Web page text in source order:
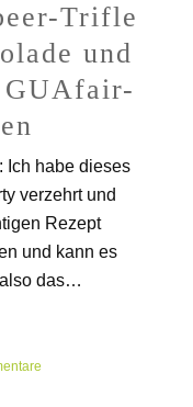
Trifle
und
GUAfair-
Ich habe dieses
verzehrt und
Rezept
und kann es
das…